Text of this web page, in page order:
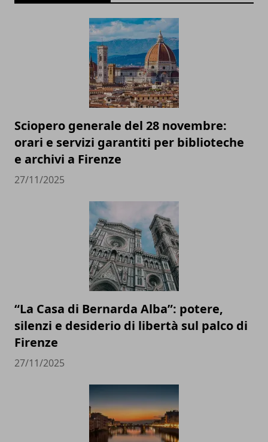
Sciopero generale del 28 novembre:
orari e servizi garantiti per biblioteche
e archivi a Firenze
27/11/2025
“La Casa di Bernarda Alba”: potere,
silenzi e desiderio di libertà sul palco di
Firenze
27/11/2025